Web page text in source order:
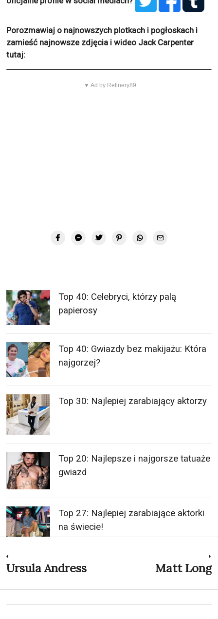
Porozmawiaj o najnowszych plotkach i pogłoskach i
zamieść najnowsze zdjęcia i wideo Jack Carpenter
tutaj:
▼ Ad by Refinery89
Top 40: Celebryci, którzy palą
papierosy
Top 40: Gwiazdy bez makijażu: Która
najgorzej?
Top 30: Najlepiej zarabiający aktorzy
Top 20: Najlepsze i najgorsze tatuaże
gwiazd
Top 27: Najlepiej zarabiające aktorki
na świecie!
Nawigacja
wpisu
Previous
Ursula Andress Matt Long